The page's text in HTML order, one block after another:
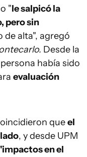
"le salpicó la
pero sin
de alta", agregó
Desde la
había sido
evaluación
queel
, y desde UPM
en el